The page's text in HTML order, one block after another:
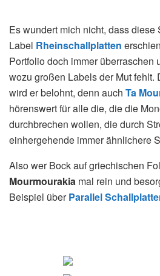
Es wundert mich nicht, dass diese
Label Rheinschallplatten
Portfolio doch immer überraschen
wozu großen Labels der Mut fehlt.
wird er belohnt, denn auch Ta
hörenswert für alle die, die die
durchbrechen wollen, die durch
einhergehende immer ähnlichere
Also wer Bock auf griechischen
Mourmourakia mal rein und
Beispiel überParallel